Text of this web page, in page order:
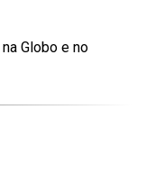
Globo e no